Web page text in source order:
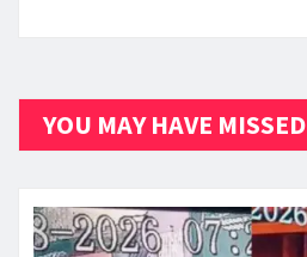
YOU MAY HAVE MISSED